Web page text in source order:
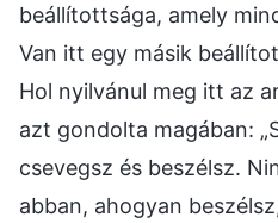
beállítottsága, amely
Van itt egy másik
Hol nyilvánul meg itt az
azt gondolta magában:
csevegsz és beszélsz.
abban, ahogyan